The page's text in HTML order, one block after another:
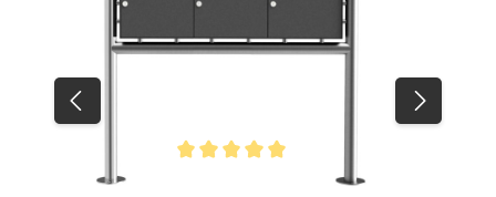
Durchschnittliche Bewertung von 5 von 5